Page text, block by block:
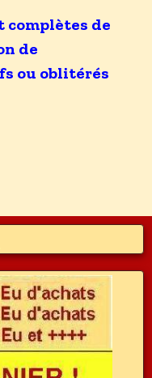
complètes de
de
ou oblitérés